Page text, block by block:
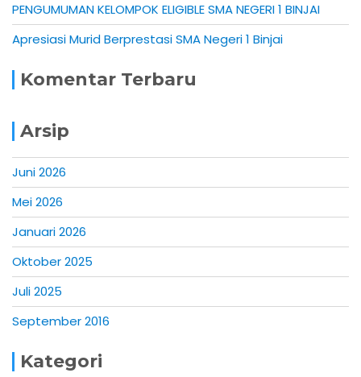
PENGUMUMAN KELOMPOK ELIGIBLE SMA NEGERI 1 BINJAI
Apresiasi Murid Berprestasi SMA Negeri 1 Binjai
Komentar Terbaru
Arsip
Juni 2026
Mei 2026
Januari 2026
Oktober 2025
Juli 2025
September 2016
Kategori